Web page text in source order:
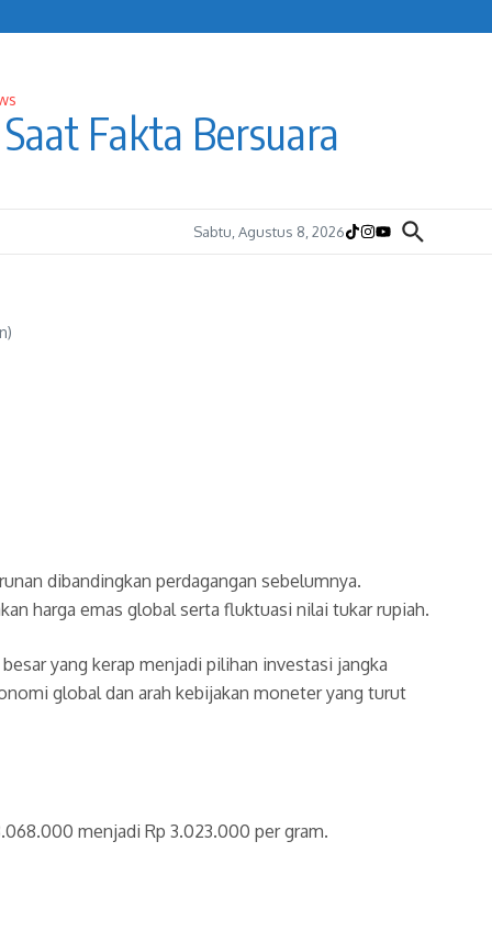
Saat Fakta Bersuara
Sabtu, Agustus 8, 2026
dibandingkan perdagangan sebelumnya.
harga emas global serta fluktuasi nilai tukar rupiah.
yang kerap menjadi pilihan investasi jangka
global dan arah kebijakan moneter yang turut
menjadi Rp 3.023.000 per gram.